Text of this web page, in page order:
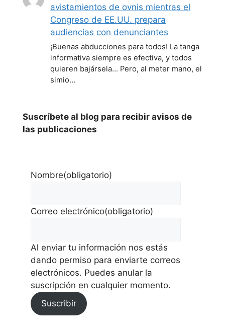
avistamientos de ovnis mientras el
Congreso de EE.UU. prepara
audiencias con denunciantes
¡Buenas abducciones para todos! La tanga
informativa siempre es efectiva, y todos
quieren bajársela... Pero, al meter mano, el
simio…
Suscríbete al blog para recibir avisos de
las publicaciones
Nombre(obligatorio)
Correo electrónico(obligatorio)
Al enviar tu información nos estás
dando permiso para enviarte correos
electrónicos. Puedes anular la
suscripción en cualquier momento.
Suscribir